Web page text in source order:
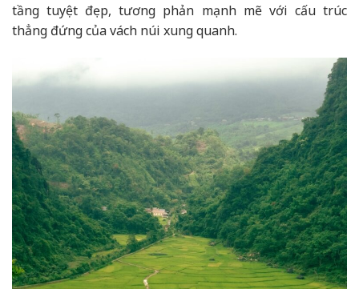
tầng tuyệt đẹp, tương phản mạnh mẽ với cấu trúc
thẳng đứng của vách núi xung quanh.